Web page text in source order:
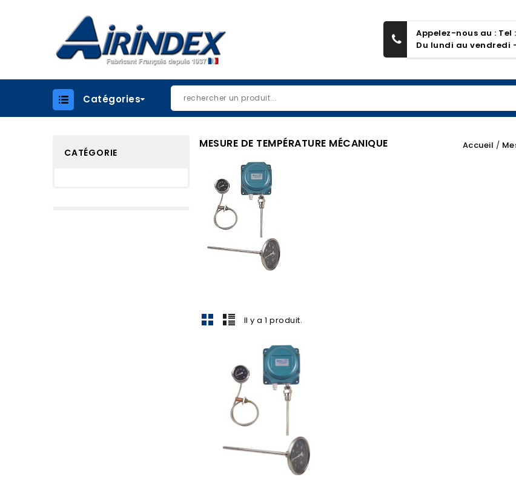
Appelez-nous au : Tel
Du lundi au vendredi
Catégories
CATÉGORIE
MESURE DE TEMPÉRATURE MÉCANIQUE Accueil
Il y a 1 produit.